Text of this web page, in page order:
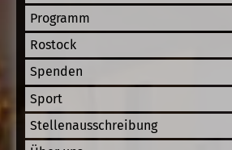
Programm
Rostock
Spenden
Sport
Stellenausschreibung